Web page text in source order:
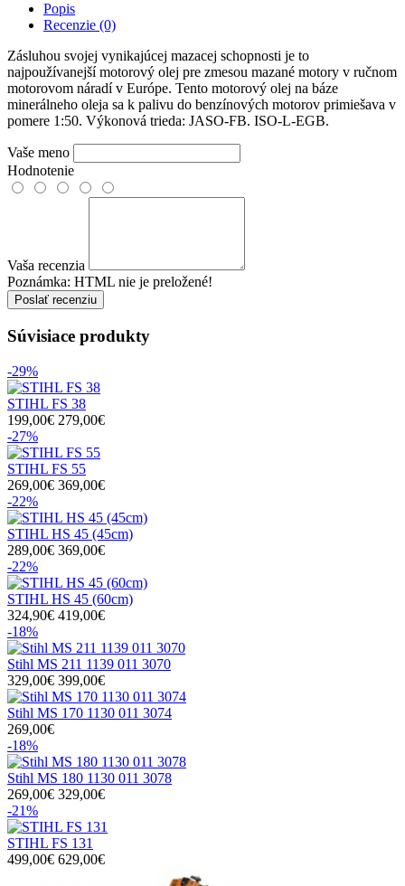
Popis
Recenzie (0)
Zásluhou svojej vynikajúcej mazacej schopnosti je to
najpoužívanejší motorový olej pre zmesou mazané motory v ručnom
motorovom náradí v Európe. Tento motorový olej na báze
minerálneho oleja sa k palivu do benzínových motorov primiešava v
pomere 1:50. Výkonová trieda: JASO-FB. ISO-L-EGB.
Vaše meno
Hodnotenie
Vaša recenzia
Poznámka: HTML nie je preložené!
Poslať recenziu
Súvisiace produkty
-29%
STIHL FS 38
199,00€ 279,00€
-27%
STIHL FS 55
269,00€ 369,00€
-22%
STIHL HS 45 (45cm)
289,00€ 369,00€
-22%
STIHL HS 45 (60cm)
324,90€ 419,00€
-18%
Stihl MS 211 1139 011 3070
329,00€ 399,00€
Stihl MS 170 1130 011 3074
269,00€
-18%
Stihl MS 180 1130 011 3078
269,00€ 329,00€
-21%
STIHL FS 131
499,00€ 629,00€